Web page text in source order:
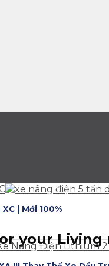
your Living
| Mới 100%